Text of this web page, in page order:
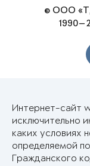
© ООО
Интернет-сайт
исключительно
каких условиях
определяемой
Гражданского